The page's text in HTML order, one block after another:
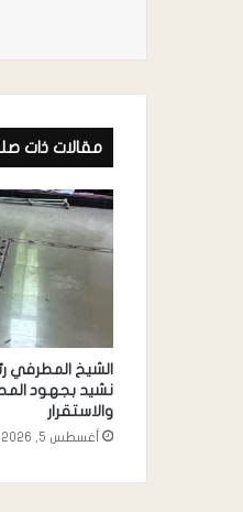
مقالات ذات
الشيخ المطرفي
نشيد بجهود
والاستقرار
أغسطس 5, 2026